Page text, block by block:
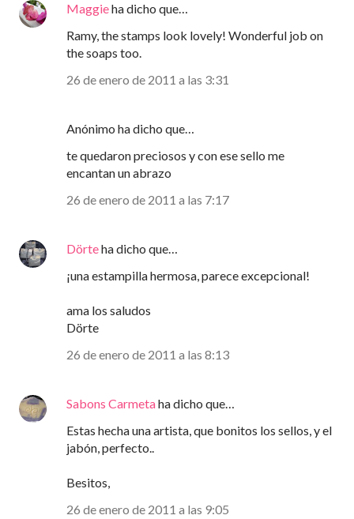
Maggieha dicho que…
Ramy, the stamps look lovely! Wonderful job on
the soaps too.
26 de enero de 2011 a las 3:31
Anónimo ha dicho que…
te quedaron preciosos y con ese sello me
encantan un abrazo
26 de enero de 2011 a las 7:17
Dörteha dicho que…
¡una estampilla hermosa, parece excepcional!
ama los saludos
Dörte
26 de enero de 2011 a las 8:13
Sabons Carmetaha dicho que…
Estas hecha una artista, que bonitos los sellos, y el
jabón, perfecto..
Besitos,
26 de enero de 2011 a las 9:05